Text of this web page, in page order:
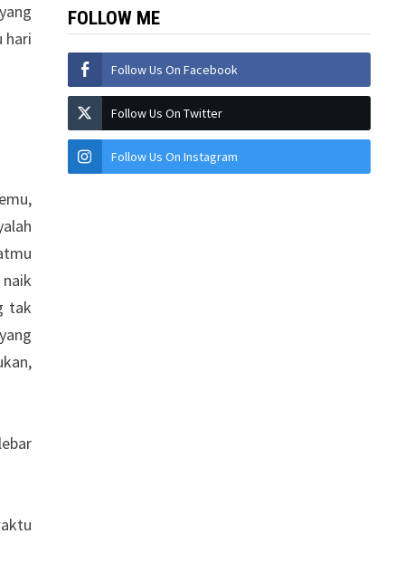
hari
tak
FOLLOW ME
Follow Us On Facebook
Follow Us On Twitter
Follow Us On Instagram